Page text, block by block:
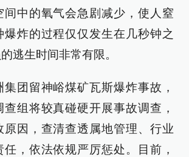
间中的氧气会急剧减少，使人窒
爆炸的过程仅仅发生在几秒钟之
逃生时间非常有限。
团留神峪煤矿瓦斯爆炸事故，
查组将较真碰硬开展事故调查，
原因，查清查透属地管理、行业
任，依法依规严厉惩处。目前，